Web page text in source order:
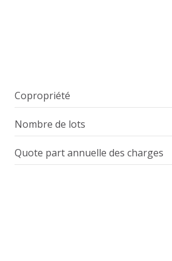
Dégagement
Chambre avec placards
Chambre avec placards
Copropriété
Nombre de lots
Quote part annuelle des charges